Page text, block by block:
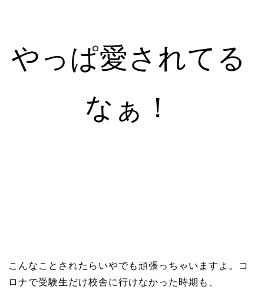
やっぱ愛されてる
なぁ！
こんなことされたらいやでも頑張っちゃいますよ。コ
ロナで受験生だけ校舎に行けなかった時期も、